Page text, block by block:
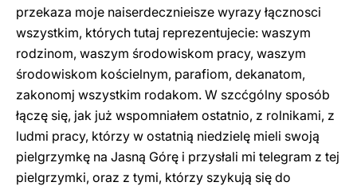
przekaza moje naiserdecznieisze wyrazy łącznosci
wszystkim, których tutaj reprezentujecie: waszym
rodzinom, waszym środowiskom pracy, waszym
środowiskom kościelnym, parafiom, dekanatom,
zakonomj wszystkim rodakom. W szcćgólny sposób
łączę się, jak już wspomniałem ostatnio, z rolnikami, z
ludmi pracy, którzy w ostatnią niedzielę mieli swoją
pielgrzymkę na Jasną Górę i przysłali mi telegram z tej
pielgrzymki, oraz z tymi, którzy szykują się do